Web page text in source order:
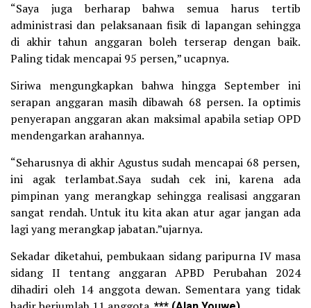
“Saya juga berharap bahwa semua harus tertib
administrasi dan pelaksanaan fisik di lapangan sehingga
di akhir tahun anggaran boleh terserap dengan baik.
Paling tidak mencapai 95 persen,” ucapnya.
Siriwa mengungkapkan bahwa hingga September ini
serapan anggaran masih dibawah 68 persen. Ia optimis
penyerapan anggaran akan maksimal apabila setiap OPD
mendengarkan arahannya.
“Seharusnya di akhir Agustus sudah mencapai 68 persen,
ini agak terlambat.Saya sudah cek ini, karena ada
pimpinan yang merangkap sehingga realisasi anggaran
sangat rendah. Untuk itu kita akan atur agar jangan ada
lagi yang merangkap jabatan.”ujarnya.
Sekadar diketahui, pembukaan sidang paripurna IV masa
sidang II tentang anggaran APBD Perubahan 2024
dihadiri oleh 14 anggota dewan. Sementara yang tidak